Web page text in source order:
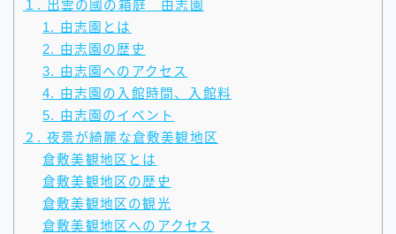
１. 出雲の國の箱庭 由志園
1. 由志園とは
2. 由志園の歴史
3. 由志園へのアクセス
4. 由志園の入館時間、入館料
5. 由志園のイベント
２. 夜景が綺麗な倉敷美観地区
倉敷美観地区とは
倉敷美観地区の歴史
倉敷美観地区の観光
倉敷美観地区へのアクセス